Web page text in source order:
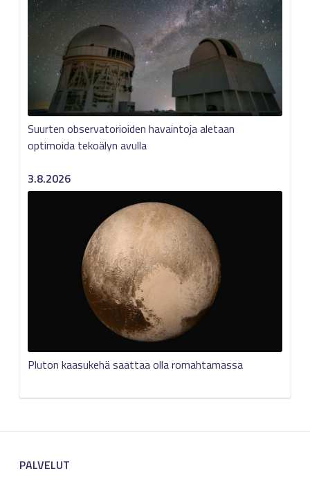
Suurten observatorioiden havaintoja aletaan
optimoida tekoälyn avulla
3.8.2026
Pluton kaasukehä saattaa olla romahtamassa
PALVELUT